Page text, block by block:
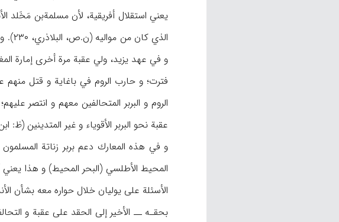
يعني استقلال أفريقية، لأن مسلمة‌بن مَخَلد
و في عهد يزيد، ولي عقبة مرة أخرى إمارة
فترت؛ و حارب الروم في باغاية و قتل
الروم و البربر المتحالفين معهم و انتصر
عقبة نحو البربر الأقوياء و غير المتدينين (ظ: ابن خلدون، ۱/ ۱۰۸، الذي اعتبرهم مجوساً) في بلاد السوس الأدنى. فاشتبك عقبة معهم
و في هذه المعارك دعم بربر زناتة
المحيط الأطلسي (البحر المحيط) و هذا
الأسئلة على يوليان خلال حواره معه بشأن
بحقـه ــ الأخير إلى الحقد على عقبة و